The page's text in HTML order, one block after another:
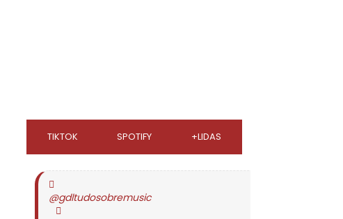
TIKTOK SPOTIFY +LIDAS
@gdltudosobremusic